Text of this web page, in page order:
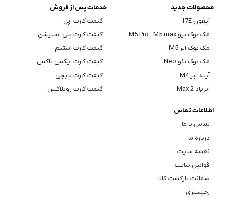
محصولات جدید
آیفون 17E
مک بوک پرو M5 Pro , M5 max
مک بوک ایر M5
مک بوک نئو Neo
آیپد ایر M4
ایرپاد Max 2
خدمات پس از فروش
گیفت کارت اپل
گیفت کارت پلی استیشن
گیفت کارت استیم
گیفت کارت ایکس باکس
گیفت کارت پابجی
گیفت کارت روبلاکس
اطلاعات تماس
تماس با ما
درباره ما
نقشه سایت
قوانین سایت
ضمانت بازگشت کالا
رجیستری